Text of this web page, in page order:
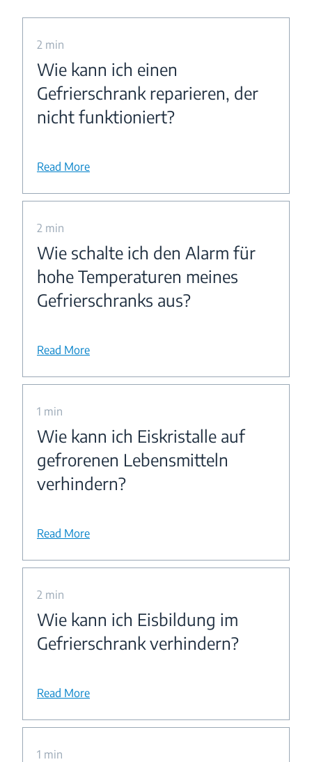
2 min
Wie kann ich einen
Gefrierschrank reparieren, der
nicht funktioniert?
Read More
2 min
Wie schalte ich den Alarm für
hohe Temperaturen meines
Gefrierschranks aus?
Read More
1 min
Wie kann ich Eiskristalle auf
gefrorenen Lebensmitteln
verhindern?
Read More
2 min
Wie kann ich Eisbildung im
Gefrierschrank verhindern?
Read More
1 min